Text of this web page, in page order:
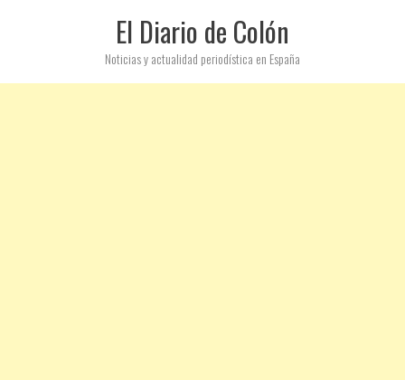
El Diario de Colón
Noticias y actualidad periodística en España